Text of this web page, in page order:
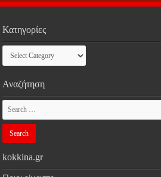
Κατηγορίες
Κατηγορίες
Αναζήτηση
kokkina.gr